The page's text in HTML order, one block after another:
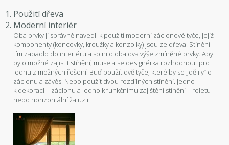
Použití dřeva
Moderní interiér
Oba prvky jí správně navedli k použití moderní záclonové tyče, jejíž
komponenty (koncovky, kroužky a konzolky) jsou ze dřeva. Stínění
tím zapadlo do interiéru a splnilo oba dva výše zmíněné prvky. Aby
bylo možné zajistit stínění, musela se designérka rozhodnout pro
jednu z možných řešení. Buď použít dvě tyče, které by se „dělily“ o
záclonu a závěs. Nebo použít dvou rozdílných stínění. Jedno
k dekoraci – záclonu a jedno k funkčnímu zajištění stínění – roletu
nebo horizontální žaluzii.